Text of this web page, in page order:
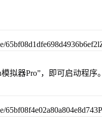
拟器Pro”，即可启动程序。